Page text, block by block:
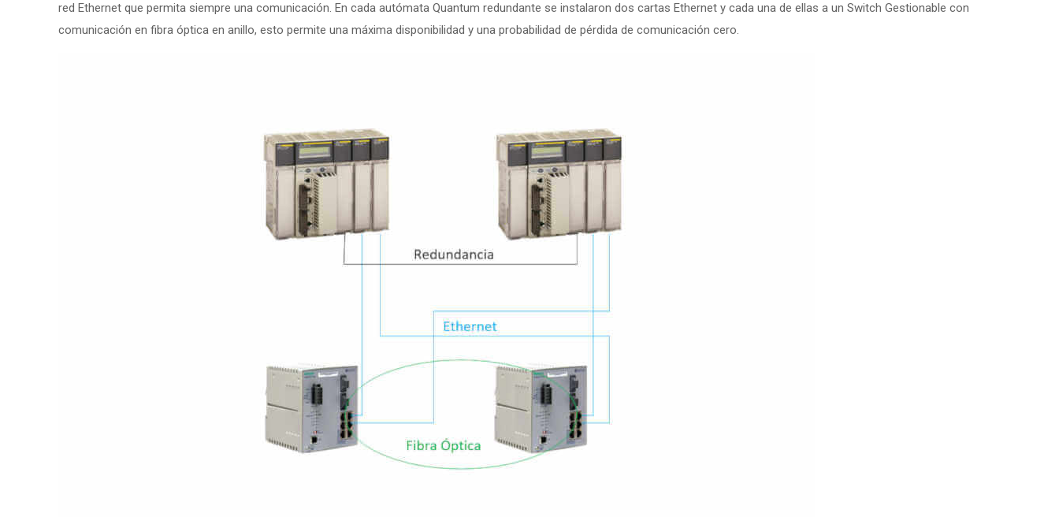
red Ethernet que permita siempre una comunicación. En cada autómata Quantum redundante se instalaron dos cartas Ethernet y cada una de ellas a un Switch Gestionable con
comunicación en fibra óptica en anillo, esto permite una máxima disponibilidad y una probabilidad de pérdida de comunicación cero.